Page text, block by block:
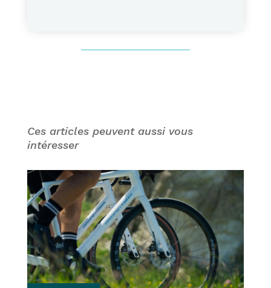
Ces articles peuvent aussi vous
intéresser